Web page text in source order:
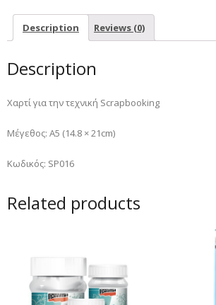
Description Reviews (0)
Description
Χαρτί για την τεχνική Scrapbooking
Μέγεθος: Α5 (14.8 × 21cm)
Κωδικός: SP016
Related products